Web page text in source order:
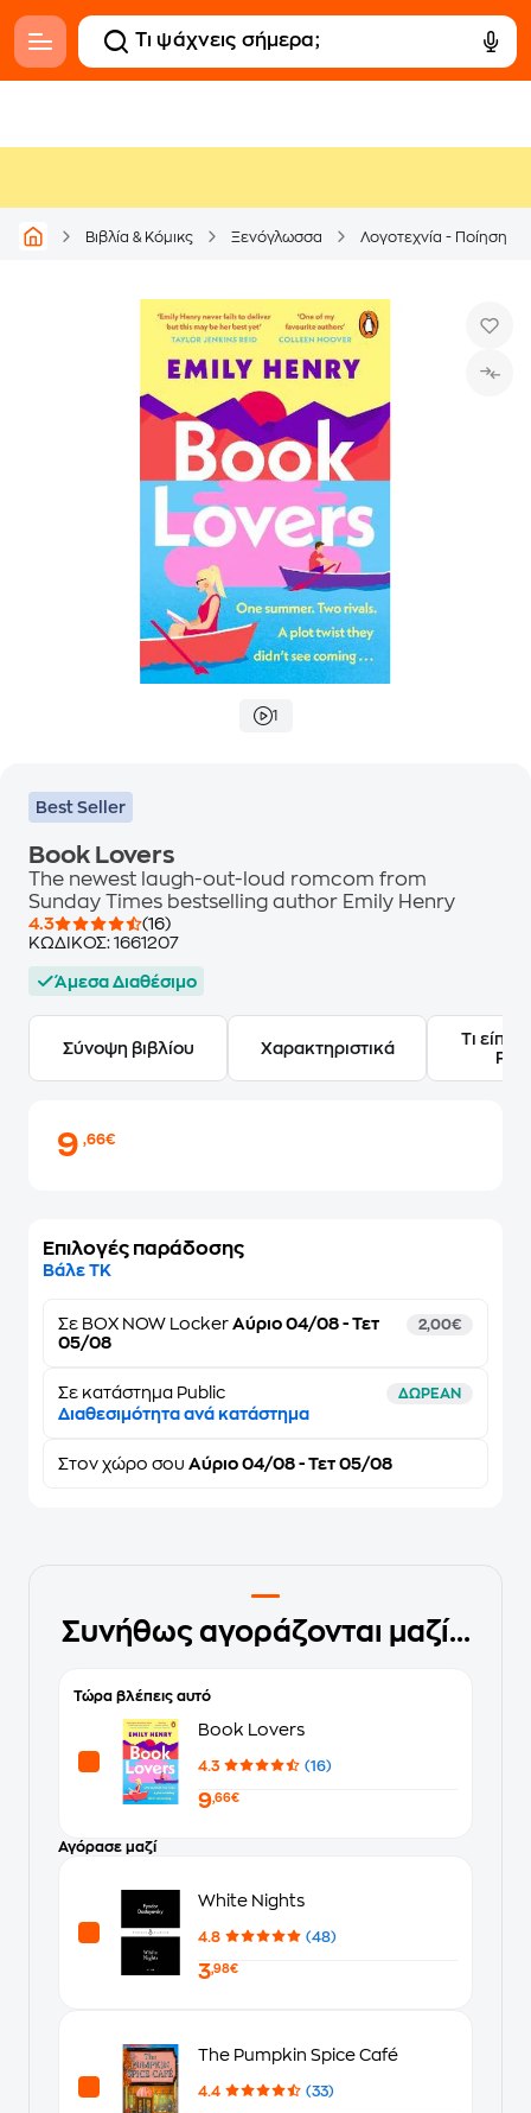
Βιβλία & Κόμικς Ξενόγλωσσα Λογοτεχνία - Ποίηση
1
Best Seller
Book Lovers
The newest laugh-out-loud romcom from
Sunday Times bestselling author Emily Henry
4.3
(16)
ΚΩΔΙΚΟΣ: 1661207
Άμεσα Διαθέσιμο
Σύνοψη βιβλίου Χαρακτηριστικά
Τι
9,66€
Επιλογές παράδοσης
Βάλε ΤΚ
Σε BOX NOW Locker Αύριο 04/08 - Τετ
05/08
2,00€
Σε κατάστημα Public ΔΩΡΕΑΝ
Διαθεσιμότητα ανά κατάστημα
Στον χώρο σου Αύριο 04/08 - Τετ 05/08
Συνήθως αγοράζονται μαζί...
Τώρα βλέπεις αυτό
Book Lovers
4.3 (16)
9,66€
Αγόρασε μαζί
White Nights
4.8 (48)
3,98€
The Pumpkin Spice Café
4.4 (33)